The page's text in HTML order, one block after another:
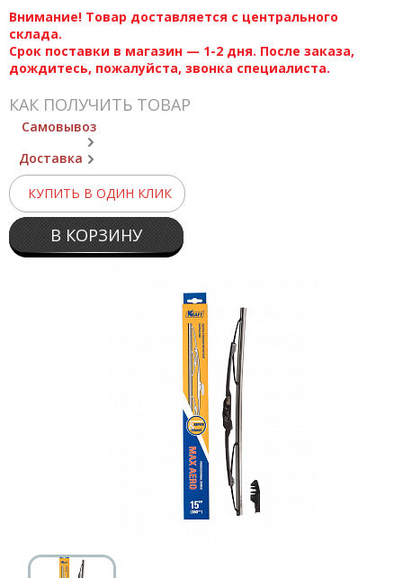
Внимание! Товар доставляется с центрального
склада.
Срок поставки в магазин — 1-2 дня. После заказа,
дождитесь, пожалуйста, звонка специалиста.
КАК ПОЛУЧИТЬ ТОВАР
Самовывоз
Доставка
КУПИТЬ В ОДИН КЛИК
В КОРЗИНУ